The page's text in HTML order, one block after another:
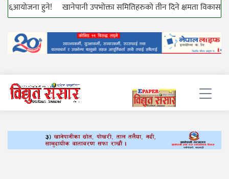
हुने! खानेपानी उपभोक्ता समितिहरुको तीन दिने क्षमता विकास